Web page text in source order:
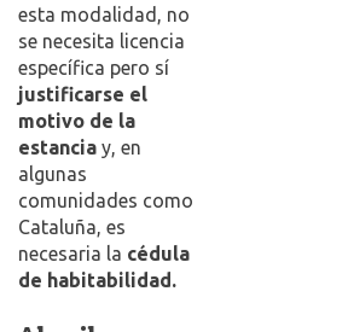
esta modalidad, no
se necesita licencia
específica pero sí
justificarse el
motivo de la
estancia y, en
algunas
comunidades como
Cataluña, es
necesaria la cédula
de habitabilidad.